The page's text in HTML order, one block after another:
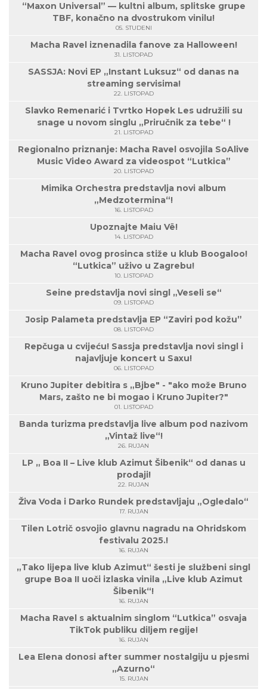
“Maxon Universal” — kultni album, splitske grupe
TBF, konačno na dvostrukom vinilu!
05. STUDENI
Macha Ravel iznenadila fanove za Halloween!
31. LISTOPAD
SASSJA: Novi EP „Instant Luksuz“ od danas na
streaming servisima!
22. LISTOPAD
Slavko Remenarić i Tvrtko Hopek Les udružili su
snage u novom singlu „Priručnik za tebe“ !
21. LISTOPAD
Regionalno priznanje: Macha Ravel osvojila SoAlive
Music Video Award za videospot “Lutkica”
20. LISTOPAD
Mimika Orchestra predstavlja novi album
„Medzotermina“!
16. LISTOPAD
Upoznajte Maiu Vë!
14. LISTOPAD
Macha Ravel ovog prosinca stiže u klub Boogaloo!
“Lutkica” uživo u Zagrebu!
10. LISTOPAD
Seine predstavlja novi singl „Veseli se“
09. LISTOPAD
Josip Palameta predstavlja EP “Zaviri pod kožu”
08. LISTOPAD
Repčuga u cvijeću! Sassja predstavlja novi singl i
najavljuje koncert u Saxu!
06. LISTOPAD
Kruno Jupiter debitira s „Bjbe" - "ako može Bruno
Mars, zašto ne bi mogao i Kruno Jupiter?"
01. LISTOPAD
Banda turizma predstavlja live album pod nazivom
„Vintaž live“!
26. RUJAN
LP „ Boa II – Live klub Azimut Šibenik“ od danas u
prodaji!
22. RUJAN
Živa Voda i Darko Rundek predstavljaju „Ogledalo“
17. RUJAN
Tilen Lotrič osvojio glavnu nagradu na Ohridskom
festivalu 2025.!
16. RUJAN
„Tako lijepa live klub Azimut“ šesti je službeni singl
grupe Boa II uoči izlaska vinila „Live klub Azimut
Šibenik“!
16. RUJAN
Macha Ravel s aktualnim singlom “Lutkica” osvaja
TikTok publiku diljem regije!
16. RUJAN
Lea Elena donosi after summer nostalgiju u pjesmi
„Azurno“
15. RUJAN